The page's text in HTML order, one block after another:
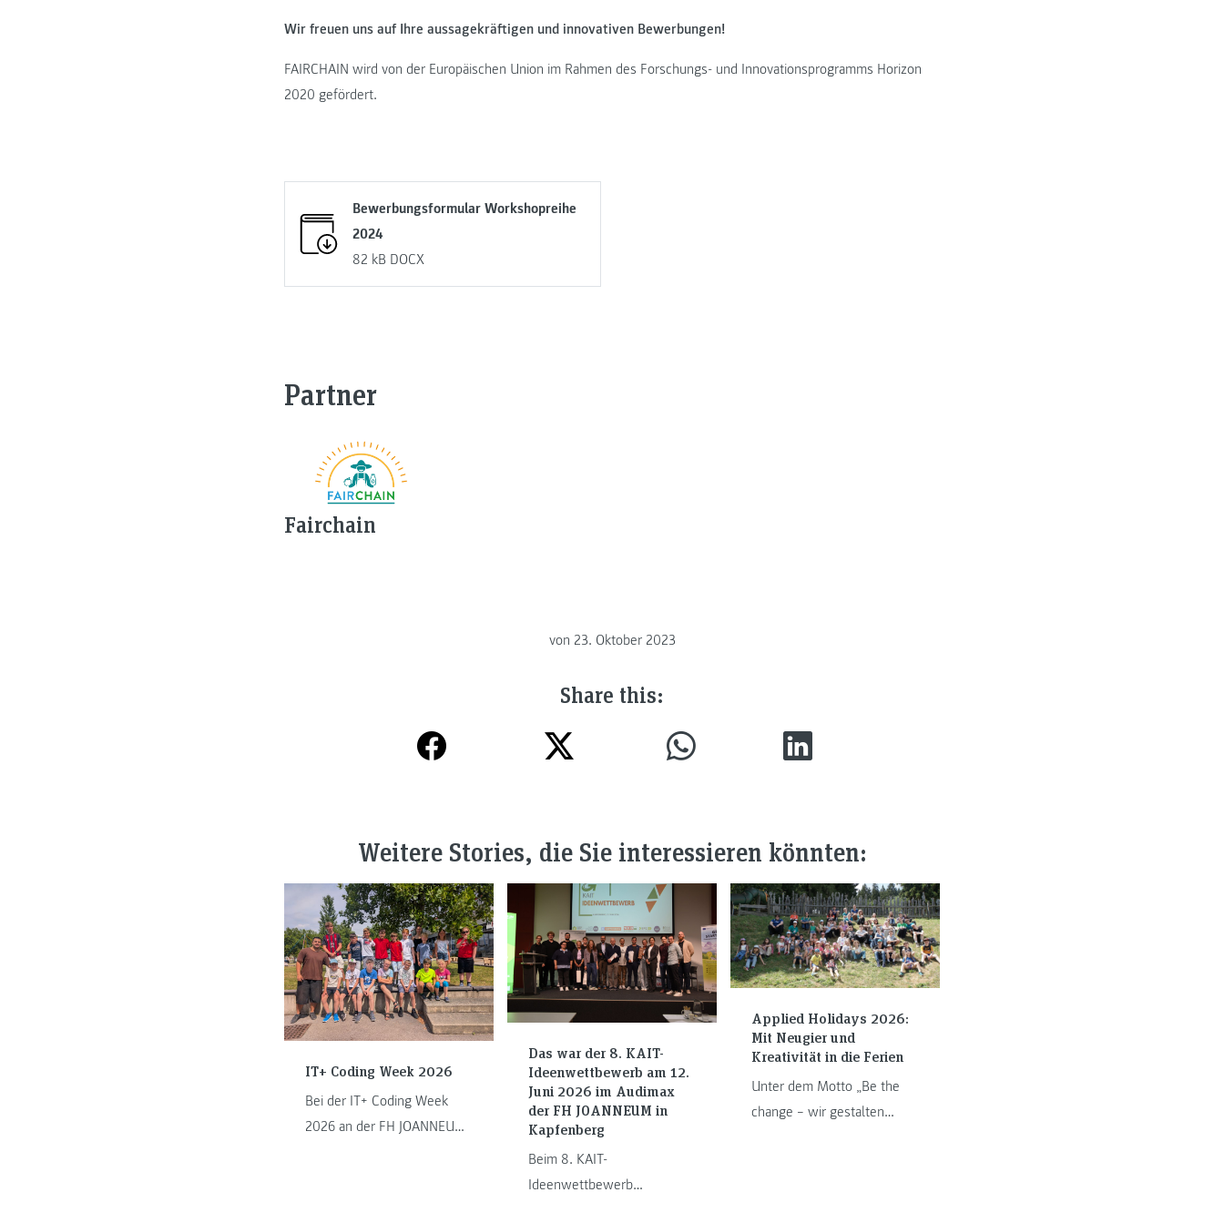
Wir freuen uns auf Ihre aussagekräftigen und innovativen Bewerbungen!
FAIRCHAIN wird von der Europäischen Union im Rahmen des Forschungs- und Innovationsprogramms Horizon
2020 gefördert.
Bewerbungsformular Workshopreihe
2024
82 kB DOCX
Partner
Fairchain
von 23. Oktober 2023
Share this:
Weitere Stories, die Sie interessieren könnten:
IT+ Coding Week 2026
Bei der IT+ Coding Week
2026 an der FH JOANNEUM
Das war der 8. KAIT-
Ideenwettbewerb am 12.
Juni 2026 im Audimax
der FH JOANNEUM in
Kapfenberg
Beim 8. KAIT-
Ideenwettbewerb
Applied Holidays 2026:
Mit Neugier und
Kreativität in die Ferien
Unter dem Motto „Be the
change – wir gestalten